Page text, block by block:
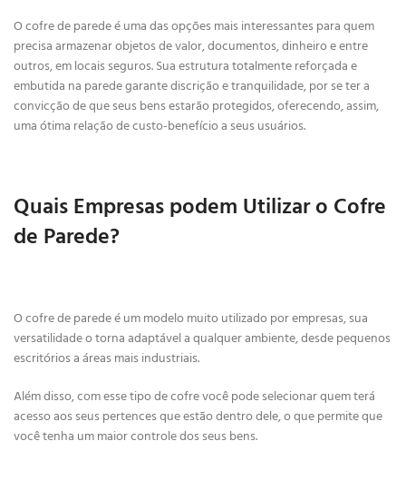
O cofre de parede é uma das opções mais interessantes para quem
precisa armazenar objetos de valor, documentos, dinheiro e entre
outros, em locais seguros. Sua estrutura totalmente reforçada e
embutida na parede garante discrição e tranquilidade, por se ter a
convicção de que seus bens estarão protegidos, oferecendo, assim,
uma ótima relação de custo-benefício a seus usuários.
Quais Empresas podem Utilizar o Cofre
de Parede?
O cofre de parede é um modelo muito utilizado por empresas, sua
versatilidade o torna adaptável a qualquer ambiente, desde pequenos
escritórios a áreas mais industriais.
Além disso, com esse tipo de cofre você pode selecionar quem terá
acesso aos seus pertences que estão dentro dele, o que permite que
você tenha um maior controle dos seus bens.